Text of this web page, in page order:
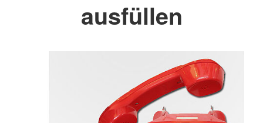
ausfüllen